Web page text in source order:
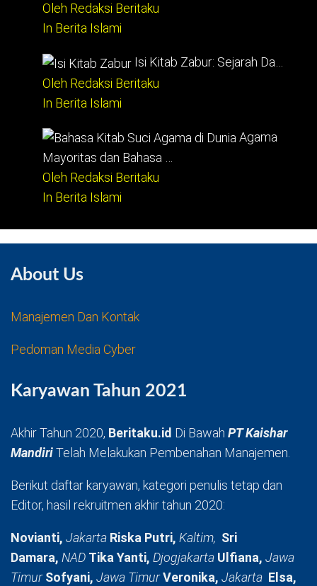
Oleh Redaksi Beritaku
In Berita Islami
Isi Kitab Zabur: Sejarah Da…
Oleh Redaksi Beritaku
In Berita Islami
Agama
Mayoritas dan Bahasa …
Oleh Redaksi Beritaku
In Berita Islami
About Us
Manajemen Dan Kontak
Pedoman Media Cyber
Karyawan Tahun 2021
Akhir Tahun 2020, Beritaku.id Di Bawah PT Kaishar
MandiriTelah Melakukan Pembenahan Manajemen.
Berikut daftar karyawan, kategori penulis tetap dan
Editor, hasil rekruitmen akhir tahun 2020:
Novianti, Jakarta Riska Putri, Kaltim, Sri
Damara, NAD Tika Yanti, Djogjakarta Ulfiana, Jawa
TimurSofyani, Jawa TimurVeronika, Jakarta Elsa,